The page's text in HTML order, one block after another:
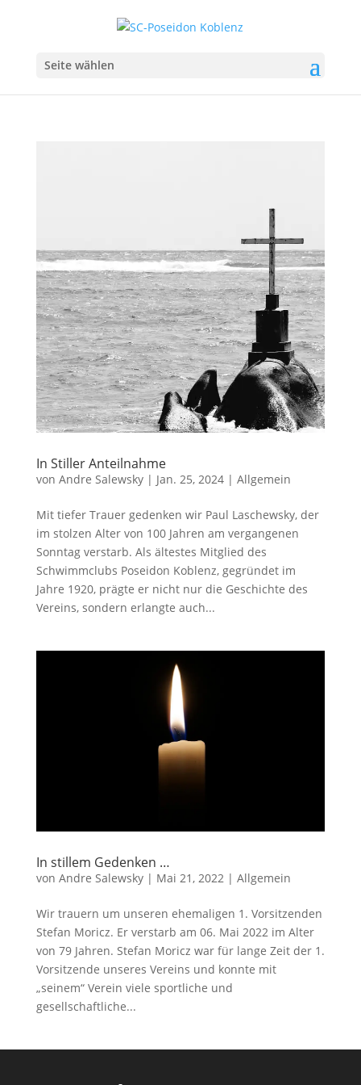
Seite wählen
In Stiller Anteilnahme
von Andre Salewsky| Jan. 25, 2024| Allgemein
Mit tiefer Trauer gedenken wir Paul Laschewsky, der
im stolzen Alter von 100 Jahren am vergangenen
Sonntag verstarb. Als ältestes Mitglied des
Schwimmclubs Poseidon Koblenz, gegründet im
Jahre 1920, prägte er nicht nur die Geschichte des
Vereins, sondern erlangte auch...
In stillem Gedenken …
von Andre Salewsky| Mai 21, 2022 | Allgemein
Wir trauern um unseren ehemaligen 1. Vorsitzenden
Stefan Moricz. Er verstarb am 06. Mai 2022 im Alter
von 79 Jahren. Stefan Moricz war für lange Zeit der 1.
Vorsitzende unseres Vereins und konnte mit
„seinem“ Verein viele sportliche und
gesellschaftliche...